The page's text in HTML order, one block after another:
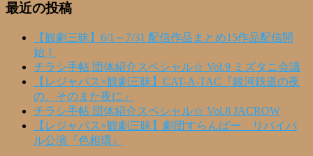
最近の投稿
【観劇三昧】6/1～7/31 配信作品まとめ15作品配信開
始！
チラシ手帖 団体紹介スペシャル☆ Vol.9 ミズタニ会議
【レジャパス×観劇三昧】CAT-A-TAC『銀河鉄道の夜
の、そのまた夜に』
チラシ手帖 団体紹介スペシャル☆ Vol.8 JACROW
【レジャパス×観劇三昧】劇団すらんばー リバイバ
ル公演『色相環』